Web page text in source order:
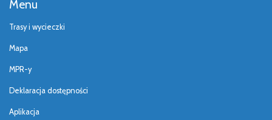
Menu
Trasy i wycieczki
Mapa
MPR-y
Deklaracja dostępności
Aplikacja